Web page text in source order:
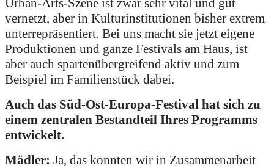
Urban-Arts-Szene ist zwar sehr vital und gut
vernetzt, aber in Kulturinstitutionen bisher extrem
unterrepräsentiert. Bei uns macht sie jetzt eigene
Produktionen und ganze Festivals am Haus, ist
aber auch spartenübergreifend aktiv und zum
Beispiel im Familienstück dabei.
Auch das Süd-Ost-Europa-Festival hat sich zu
einem zentralen Bestandteil Ihres Programms
entwickelt.
Mädler: Ja, das konnten wir in Zusammenarbeit